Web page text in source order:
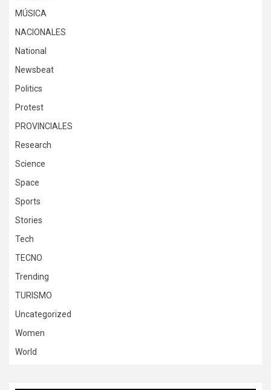
MÚSICA
NACIONALES
National
Newsbeat
Politics
Protest
PROVINCIALES
Research
Science
Space
Sports
Stories
Tech
TECNO
Trending
TURISMO
Uncategorized
Women
World